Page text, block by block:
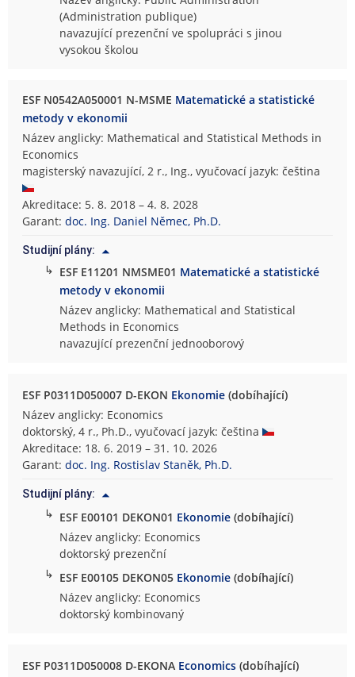
(Administration publique)
navazující prezenční ve spolupráci s jinou
vysokou školou
ESF N0542A050001 N-MSME Matematické a statistické
metody v ekonomii
Název anglicky: Mathematical and Statistical Methods in
Economics
magisterský navazující, 2 r., Ing., vyučovací jazyk: čeština
Akreditace: 5. 8. 2018 – 4. 8. 2028
Garant:doc. Ing. Daniel Němec, Ph.D.
Studijní plány:
↳ ESF E11201 NMSME01 Matematické a statistické
metody v ekonomii
Název anglicky: Mathematical and Statistical
Methods in Economics
navazující prezenční jednooborový
ESF P0311D050007 D-EKON Ekonomie (dobíhající)
Název anglicky: Economics
doktorský, 4 r., Ph.D., vyučovací jazyk: čeština
Akreditace: 18. 6. 2019 – 31. 10. 2026
Garant:doc. Ing. Rostislav Staněk, Ph.D.
Studijní plány:
↳ ESF E00101 DEKON01 Ekonomie (dobíhající)
Název anglicky: Economics
doktorský prezenční
↳ ESF E00105 DEKON05 Ekonomie (dobíhající)
Název anglicky: Economics
doktorský kombinovaný
ESF P0311D050008 D-EKONA Economics (dobíhající)